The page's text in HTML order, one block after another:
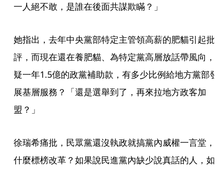
一人絕不敢，是誰在後面共謀欺瞞？」
她指出，去年中央黨部特定主管領高薪的肥貓引起批
評，而現在還在養肥貓、為特定黨高層放話帶風向，
疑一年1.5億的政黨補助款，有多少比例給地方黨部發
展基層服務？「還是選舉到了，再來拉地方政客加
盟？」
徐瑞希痛批，民眾黨還沒執政就搞黨內威權一言堂，
什麼標榜改革？如果說民進黨內缺少說真話的人，如